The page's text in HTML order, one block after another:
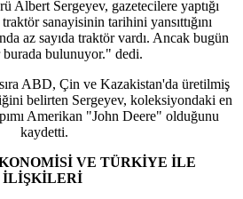
Albert Sergeyev, gazetecilere yaptığı
sanayisinin tarihini yansıttığını
az sayıda traktör vardı. Ancak bugün
bulunuyor." dedi.
ABD, Çin ve Kazakistan'da üretilmiş
belirten Sergeyev, koleksiyondaki en
Amerikan "John Deere" olduğunu
kaydetti.
VE TÜRKİYE İLE
İLİŞKİLERİ